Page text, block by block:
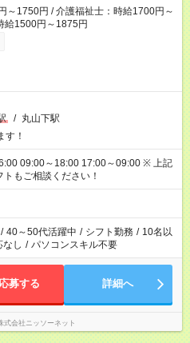
～1750円 / 介護福祉士：時給1700円～
給1500円～1875円
/ 丸山下駅
！
09:00～18:00 17:00～09:00 ※ 上記
もご相談ください！
/ 40～50代活躍中 / シフト勤務 / 10名以
なし / パソコンスキル不要
応募する 詳細へ
式会社ニッソーネット